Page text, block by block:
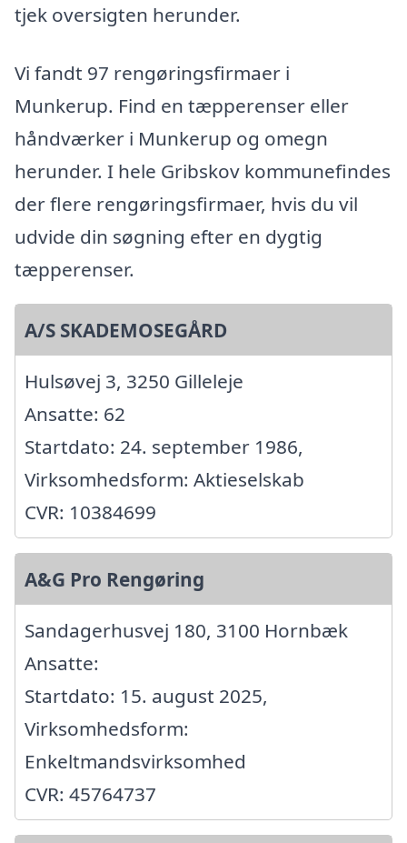
tjek oversigten herunder.
Vi fandt 97 rengøringsfirmaer i
Munkerup. Find en tæpperenser eller
håndværker i Munkerup og omegn
herunder. I hele Gribskov kommunefindes
der flere rengøringsfirmaer, hvis du vil
udvide din søgning efter en dygtig
tæpperenser.
A/S SKADEMOSEGÅRD
Hulsøvej 3, 3250 Gilleleje
Ansatte: 62
Startdato: 24. september 1986,
Virksomhedsform: Aktieselskab
CVR: 10384699
A&G Pro Rengøring
Sandagerhusvej 180, 3100 Hornbæk
Ansatte:
Startdato: 15. august 2025,
Virksomhedsform:
Enkeltmandsvirksomhed
CVR: 45764737